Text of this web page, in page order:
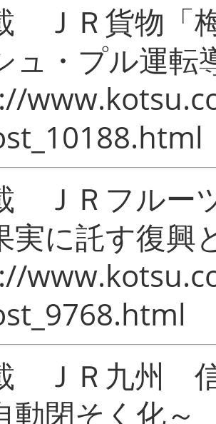
ＪＲ貨物「
ュ・プル運転
ＪＲフルー
に託す復興
ＪＲ九州 信
動閉そく化～